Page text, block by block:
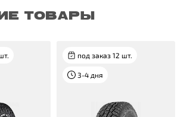
ТОВАРЫ
под заказ 12 шт.
3-4 дня